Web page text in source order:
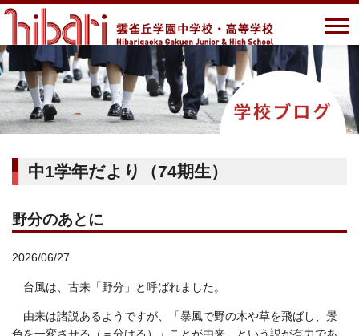
中1学年だより（74期生）
野分のあとに
2026/06/27
台風は、古来「野分」と呼ばれました。
由来は諸説あるようですが、「暴風で野の木や草を飛ばし、景